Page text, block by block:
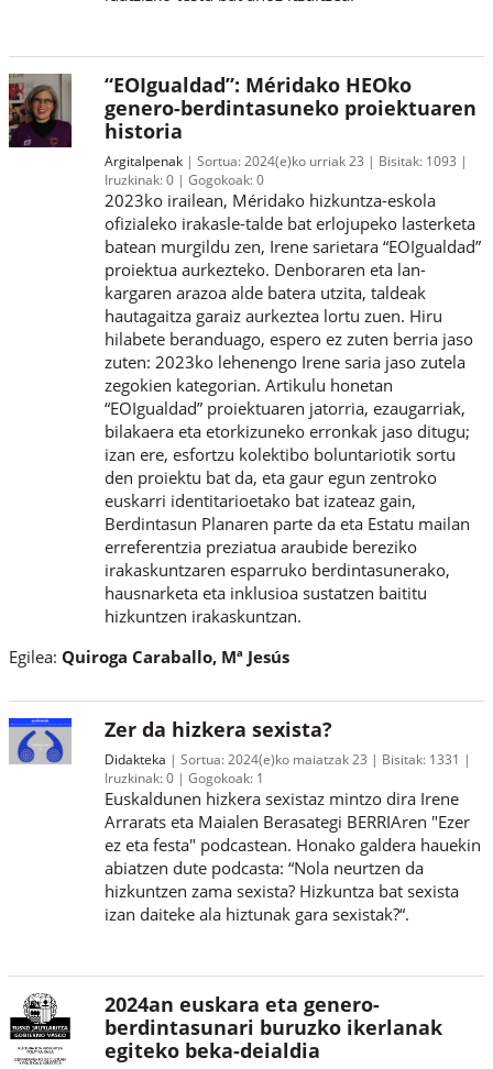
“EOIgualdad”: Méridako HEOko
genero-berdintasuneko proiektuaren
historia
Argitalpenak Sortua: 2024(e)ko urriak 23 Bisitak: 1093
Iruzkinak:0 Gogokoak:0
2023ko irailean, Méridako hizkuntza-eskola
ofizialeko irakasle-talde bat erlojupeko lasterketa
batean murgildu zen, Irene sarietara “EOIgualdad”
proiektua aurkezteko. Denboraren eta lan-
kargaren arazoa alde batera utzita, taldeak
hautagaitza garaiz aurkeztea lortu zuen. Hiru
hilabete beranduago, espero ez zuten berria jaso
zuten: 2023ko lehenengo Irene saria jaso zutela
zegokien kategorian. Artikulu honetan
“EOIgualdad” proiektuaren jatorria, ezaugarriak,
bilakaera eta etorkizuneko erronkak jaso ditugu;
izan ere, esfortzu kolektibo boluntariotik sortu
den proiektu bat da, eta gaur egun zentroko
euskarri identitarioetako bat izateaz gain,
Berdintasun Planaren parte da eta Estatu mailan
erreferentzia preziatua araubide bereziko
irakaskuntzaren esparruko berdintasunerako,
hausnarketa eta inklusioa sustatzen baititu
hizkuntzen irakaskuntzan.
Egilea: Quiroga Caraballo, Mª Jesús
Zer da hizkera sexista?
Didakteka Sortua: 2024(e)ko maiatzak 23 Bisitak: 1331
Iruzkinak:0 Gogokoak: 1
Euskaldunen hizkera sexistaz mintzo dira Irene
Arrarats eta Maialen Berasategi BERRIAren "Ezer
ez eta festa" podcastean. Honako galdera hauekin
abiatzen dute podcasta: “Nola neurtzen da
hizkuntzen zama sexista? Hizkuntza bat sexista
izan daiteke ala hiztunak gara sexistak?“.
2024an euskara eta genero-
berdintasunari buruzko ikerlanak
egiteko beka-deialdia